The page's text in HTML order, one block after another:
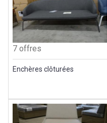
7 offres
Enchères clôturées